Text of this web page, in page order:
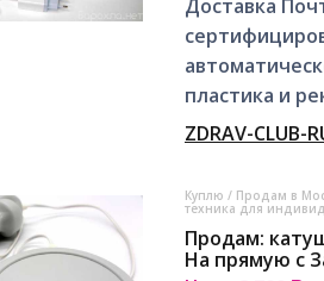
Доставка
пластика и
ZDRAV-CLUB-
Куплю / Продам в
техника для
Продам:
На прямую с